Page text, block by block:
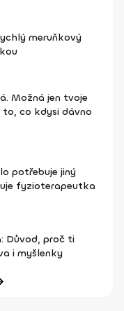
meruňkový
Možná jen tvoje
to, co kdysi dávno
potřebuje jiný
fyzioterapeutka
Důvod, proč ti
i myšlenky